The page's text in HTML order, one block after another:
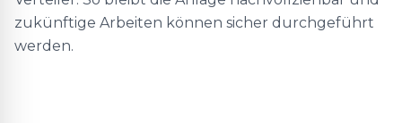
zukünftige Arbeiten können sicher durchgeführt
werden.